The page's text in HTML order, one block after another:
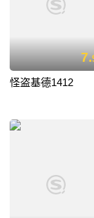
7.
怪盗基德1412